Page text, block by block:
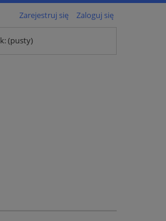
Zarejestruj się Zaloguj się
(pusty)